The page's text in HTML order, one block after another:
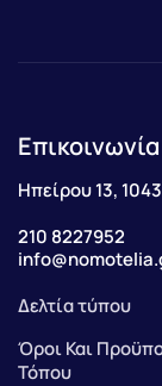
Επικοινωνία
Ηπείρου 13,
210 8227952
Δελτία τύπου
Όροι Και
Τόπου